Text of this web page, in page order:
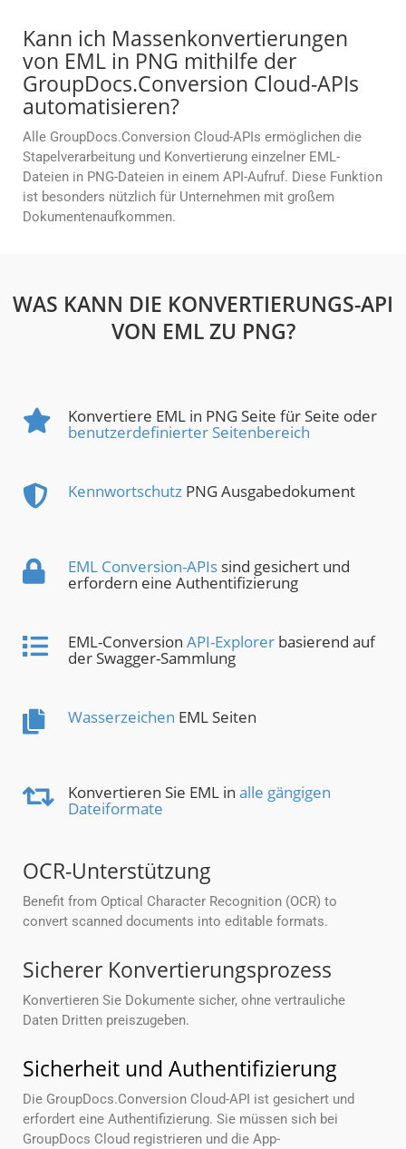
Kann ich Massenkonvertierungen
von EML in PNG mithilfe der
GroupDocs.Conversion Cloud-APIs
automatisieren?
Alle GroupDocs.Conversion Cloud-APIs ermöglichen die
Stapelverarbeitung und Konvertierung einzelner EML-
Dateien in PNG-Dateien in einem API-Aufruf. Diese Funktion
ist besonders nützlich für Unternehmen mit großem
Dokumentenaufkommen.
WAS KANN DIE KONVERTIERUNGS-API
VON EML ZU PNG?
Konvertiere EML in PNG Seite für Seite oder
benutzerdefinierter Seitenbereich
Kennwortschutz PNG Ausgabedokument
EML Conversion-APIs sind gesichert und
erfordern eine Authentifizierung
EML-Conversion API-Explorer basierend auf
der Swagger-Sammlung
Wasserzeichen EML Seiten
Konvertieren Sie EML in alle gängigen
Dateiformate
OCR-Unterstützung
Benefit from Optical Character Recognition (OCR) to
convert scanned documents into editable formats.
Sicherer Konvertierungsprozess
Konvertieren Sie Dokumente sicher, ohne vertrauliche
Daten Dritten preiszugeben.
Sicherheit und Authentifizierung
Die GroupDocs.Conversion Cloud-API ist gesichert und
erfordert eine Authentifizierung. Sie müssen sich bei
GroupDocs Cloud registrieren und die App-